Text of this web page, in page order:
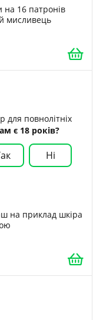
на 16 патронів
мисливець
для повнолітніх
є 18 років?
Ні
на приклад шкіра